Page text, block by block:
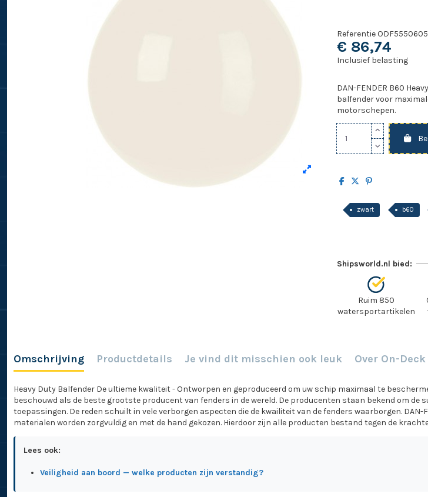
Referentie
€ 86,74
Inclusief belasting
DAN-FENDER B60
balfender voor
motorschepen.
zwart b60
Shipsworld.nl bied:
Ruim 850
watersportartikelen
Omschrijving Productdetails Je vind dit misschien ook leuk Over On-Deck
Heavy Duty Balfender De ultieme kwaliteit - Ontworpen en geproduceerd om uw schip maximaal te
beschouwd als de beste grootste producent van fenders in de wereld. De producenten staan bekend om
toepassingen. De reden schuilt in vele verborgen aspecten die de kwailiteit van de fenders waarborgen.
materialen worden zorgvuldig en met de hand gekozen. Hierdoor zijn alle producten bestand tegen de
Lees ook:
Veiligheid aan boord — welke producten zijn verstandig?